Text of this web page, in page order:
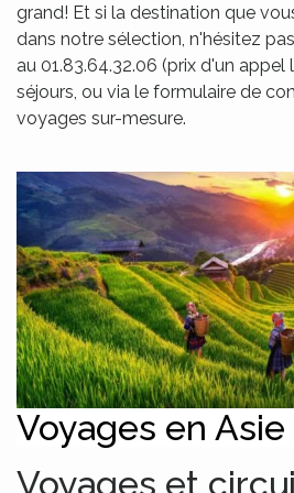
grand! Et si la destination que
dans notre sélection, n'hésitez
au 01.83.64.32.06 (prix d'un
séjours, ou via le formulaire de
voyages sur-mesure.
Voyages en Asie
Voyages et